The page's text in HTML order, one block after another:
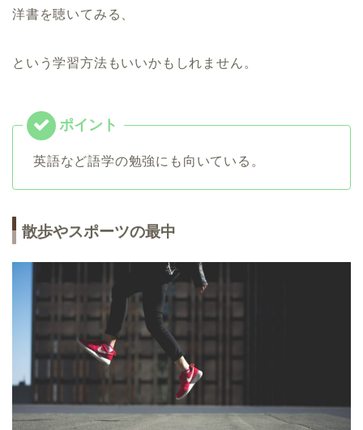
洋書を聴いてみる、
という学習方法もいいかもしれません。
英語など語学の勉強にも向いている。
散歩やスポーツの最中